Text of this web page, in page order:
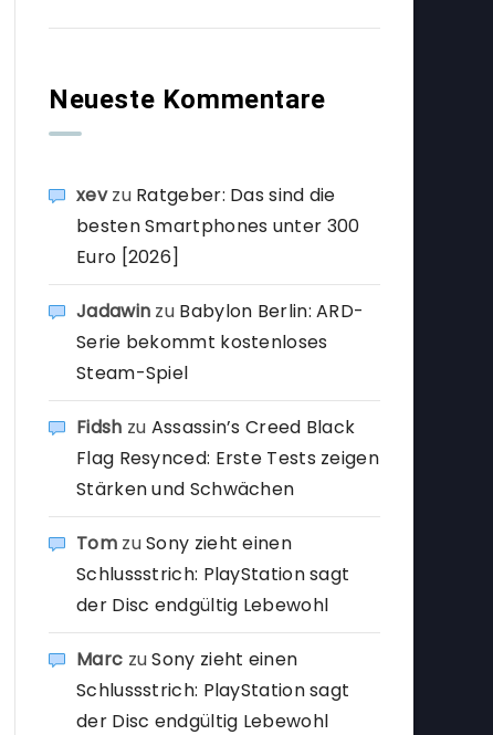
Neueste Kommentare
xevzu Ratgeber: Das sind die
besten Smartphones unter 300
Euro [2026]
Jadawin zu Babylon Berlin: ARD-
Serie bekommt kostenloses
Steam-Spiel
Fidsh zu Assassin’s Creed Black
Flag Resynced: Erste Tests zeigen
Stärken und Schwächen
TomzuSony zieht einen
Schlussstrich: PlayStation sagt
der Disc endgültig Lebewohl
Marc zuSony zieht einen
Schlussstrich: PlayStation sagt
der Disc endgültig Lebewohl